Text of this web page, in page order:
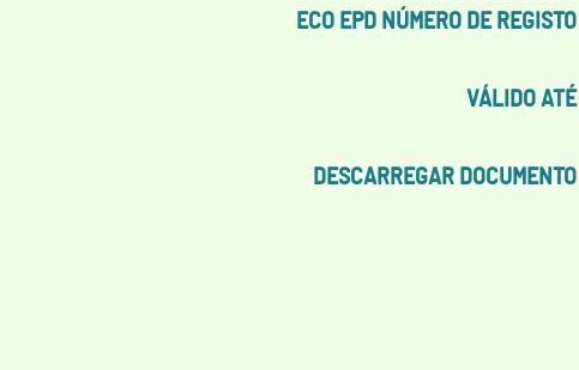
ECO EPD NÚMERO DE REGISTO
VÁLIDO ATÉ
DESCARREGAR DOCUMENTO